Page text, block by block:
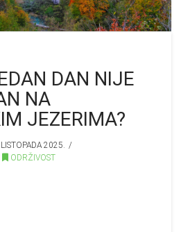
DAN NIJE
NA
JEZERIMA?
2025.
ODRŽIVOST